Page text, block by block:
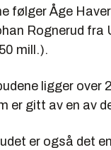
følger Åge
Rognerud fra
mill.).
ligger over
er gitt av en av
er også det